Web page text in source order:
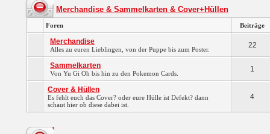
Merchandise & Sammelkarten & Cover+Hüllen
Foren Beiträge
Merchandise
Alles zu euren Lieblingen, von der Puppe bis zum Poster. 22
Sammelkarten
Von Yu Gi Oh bis hin zu den Pokemon Cards. 1
Cover & Hüllen
Es fehlt euch das Cover? oder eure Hülle ist Defekt? dann
schaut hier ob diese dabei ist.
4